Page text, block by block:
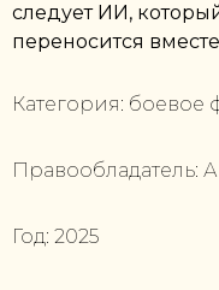
следует ИИ,
переносится
Категория: боевое
Правообладатель:
Год: 2025